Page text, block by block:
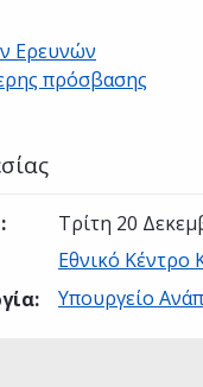
Ερευνών
πρόσβασης
:
Τρίτη 20
Εθνικό Κέντρο
: Υπουργείο